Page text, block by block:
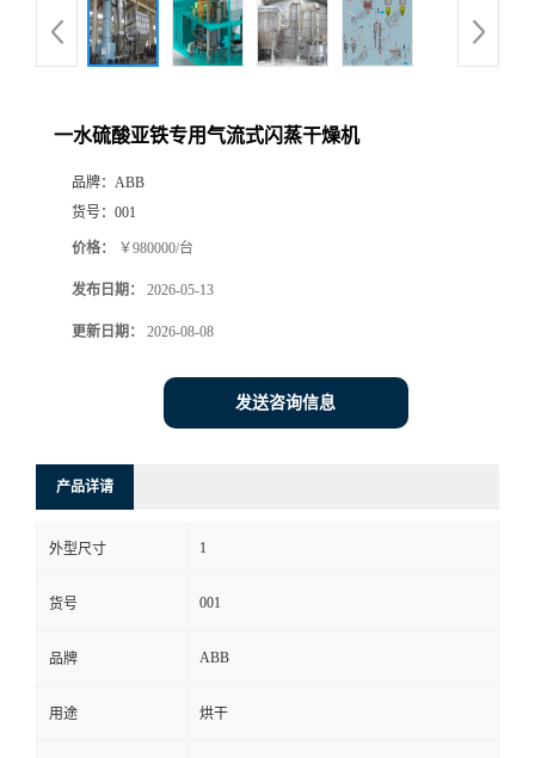
一水硫酸亚铁专用气流式闪蒸干燥机
品牌： ABB
货号： 001
价格： ￥980000/台
发布日期： 2026-05-13
更新日期： 2026-08-08
发送咨询信息
产品详请
外型尺寸 1
货号 001
品牌 ABB
用途 烘干